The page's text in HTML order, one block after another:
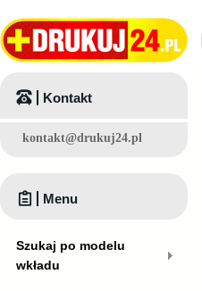
Kontakt
kontakt@drukuj24.pl
Menu
Szukaj po modelu
wkładu